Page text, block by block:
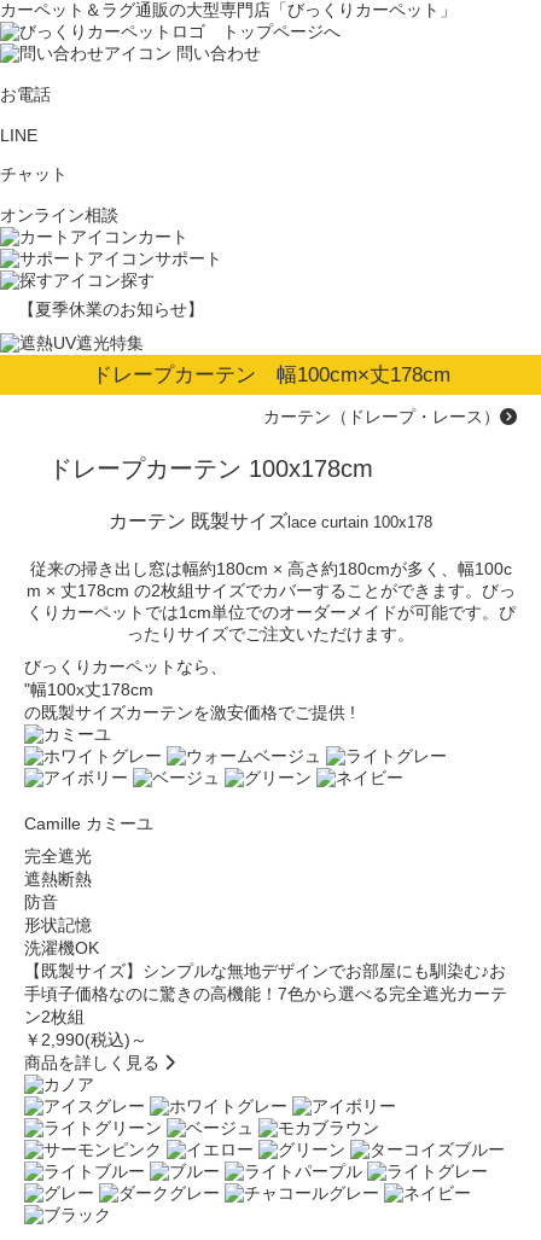
カーペット＆ラグ通販の大型専門店「びっくりカーペット」
問い合わせ
お電話
LINE
チャット
オンライン相談
カート
サポート
探す
【夏季休業のお知らせ】
ドレープカーテン 幅100cm×丈178cm
カーテン（ドレープ・レース）
ドレープカーテン 100x178cm
カーテン 既製サイズ lace curtain 100x178
従来の掃き出し窓は幅約180cm × 高さ約180cmが多く、幅100c
m × 丈178cm の2枚組サイズでカバーすることができます。びっ
くりカーペットでは1cm単位でのオーダーメイドが可能です。ぴ
ったりサイズでご注文いただけます。
びっくりカーペットなら、
"幅100x丈178cm
の既製サイズカーテンを激安価格でご提供 !
Camille カミーユ
完全遮光
遮熱断熱
防音
形状記憶
洗濯機OK
【既製サイズ】シンプルな無地デザインでお部屋にも馴染む♪お
手頃子価格なのに驚きの高機能！7色から選べる完全遮光カーテ
ン2枚組
￥2,990(税込)～
商品を詳しく見る